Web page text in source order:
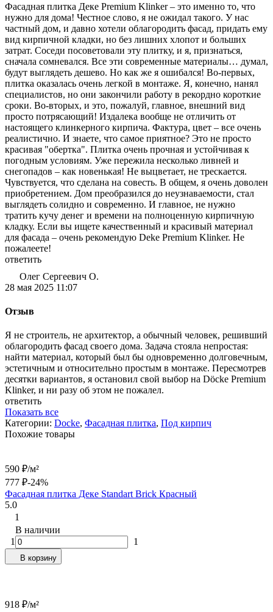
Фасадная плитка Деке Premium Klinker – это именно то, что
нужно для дома! Честное слово, я не ожидал такого. У нас
частный дом, и давно хотели облагородить фасад, придать ему
вид кирпичной кладки, но без лишних хлопот и больших
затрат. Соседи посоветовали эту плитку, и я, признаться,
сначала сомневался. Все эти современные материалы… думал,
будут выглядеть дешево. Но как же я ошибался! Во-первых,
плитка оказалась очень легкой в монтаже. Я, конечно, нанял
специалистов, но они закончили работу в рекордно короткие
сроки. Во-вторых, и это, пожалуй, главное, внешний вид
просто потрясающий! Издалека вообще не отличить от
настоящего клинкерного кирпича. Фактура, цвет – все очень
реалистично. И знаете, что самое приятное? Это не просто
красивая "обертка". Плитка очень прочная и устойчивая к
погодным условиям. Уже пережила несколько ливней и
снегопадов – как новенькая! Не выцветает, не трескается.
Чувствуется, что сделана на совесть. В общем, я очень доволен
приобретением. Дом преобразился до неузнаваемости, стал
выглядеть солидно и современно. И главное, не нужно
тратить кучу денег и времени на полноценную кирпичную
кладку. Если вы ищете качественный и красивый материал
для фасада – очень рекомендую Dekе Premium Klinker. Не
пожалеете!
ответить
Олег Сергеевич О.
28 мая 2025 11:07
Отзыв
Я не строитель, не архитектор, а обычный человек, решивший
облагородить фасад своего дома. Задача стояла непростая:
найти материал, который был бы одновременно долговечным,
эстетичным и относительно простым в монтаже. Пересмотрев
десятки вариантов, я остановил свой выбор на Döcke Premium
Klinker, и ни разу об этом не пожалел.
ответить
Показать все
Категории: Docke, Фасадная плитка, Под кирпич
Похожие товары
590 ₽/м²
777 ₽-24%
Фасадная плитка Деке Standart Brick Красный
5.0
1
В наличии
1
1
В корзину
918 ₽/м²